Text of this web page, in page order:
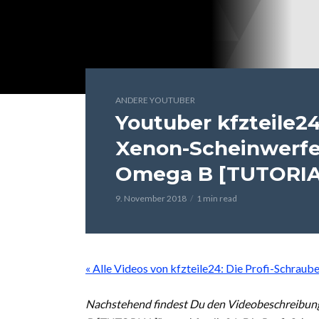
ANDERE YOUTUBER
Youtuber
Xenon-
Omega B
9. November 2018 1 min read
« Alle Videos von kfzteile24: Die Profi-
Nachstehend findest Du den